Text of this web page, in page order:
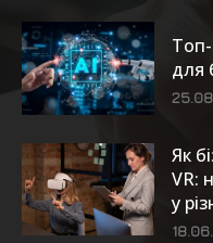
для
Як
VR:
у